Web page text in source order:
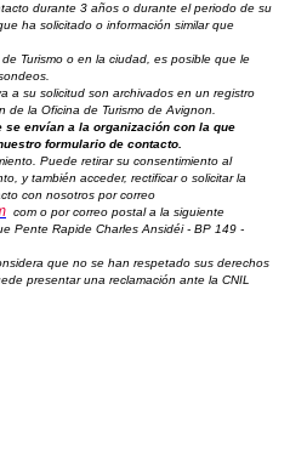
durante 3 años o durante el periodo de su
ha solicitado o información similar que
Turismo o en la ciudad, es posible que le
a su solicitud son archivados en un registro
la Oficina de Turismo de Avignon.
envían a la organización con la que
formulario de contacto.
Puede retirar su consentimiento al
y también acceder, rectificar o solicitar la
con nosotros por correo
com o por correo postal a la siguiente
Pente Rapide Charles Ansidéi - BP 149 -
que no se han respetado sus derechos
presentar una reclamación ante la CNIL